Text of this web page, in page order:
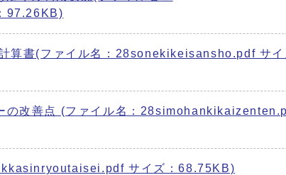
97.26KB)
算書(ファイル名：28sonekikeisansho.pdf サイ
の改善点 (ファイル名：
サイズ：68.75KB)